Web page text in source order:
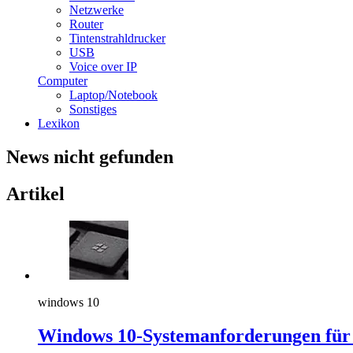
Netzwerke
Router
Tintenstrahldrucker
USB
Voice over IP
Computer
Laptop/Notebook
Sonstiges
Lexikon
News nicht gefunden
Artikel
windows 10
Windows 10-Systemanforderungen für